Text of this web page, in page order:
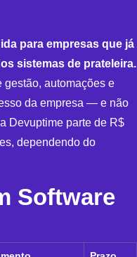
para empresas que já
sistemas de prateleira.
gestão, automações e
da empresa — e não
Devuptime parte de R$
dependendo do
Software